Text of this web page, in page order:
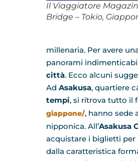
Il Viaggiatore
Bridge – Tokio,
millenaria. Per avere
panorami
città. Ecco alcuni
Ad Asakusa, quartiere
tempi, si ritrova tutto il
giappone/, hanno sede
nipponica. All’Asakusa
acquistare i biglietti per
dalla caratteristica